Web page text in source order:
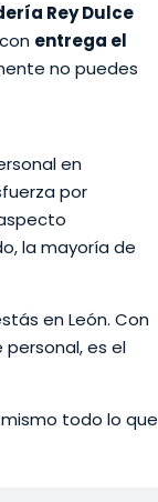
Rey Dulce
con entrega el
no puedes
en
por
la mayoría de
en León. Con
es el
todo lo que